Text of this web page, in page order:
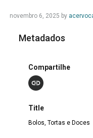
novembro 6, 2025 by
Metadados
Compartilhe
Title
Bolos, Tortas e Doces